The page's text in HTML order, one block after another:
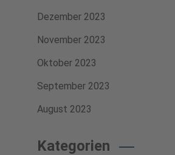
Dezember 2023
November 2023
Oktober 2023
September 2023
August 2023
Kategorien